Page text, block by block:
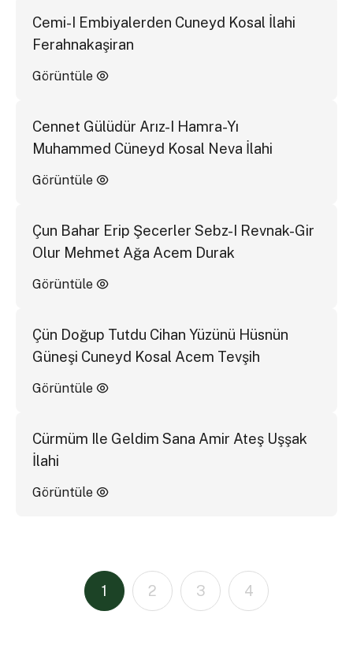
Cemi-I Embiyalerden Cuneyd Kosal İlahi
Ferahnakaşiran
Görüntüle
Cennet Gülüdür Arız-I Hamra-Yı
Muhammed Cüneyd Kosal Neva İlahi
Görüntüle
Çun Bahar Erip Şecerler Sebz-I Revnak-Gir
Olur Mehmet Ağa Acem Durak
Görüntüle
Çün Doğup Tutdu Cihan Yüzünü Hüsnün
Güneşi Cuneyd Kosal Acem Tevşih
Görüntüle
Cürmüm Ile Geldim Sana Amir Ateş Uşşak
İlahi
Görüntüle
1 2 3 4